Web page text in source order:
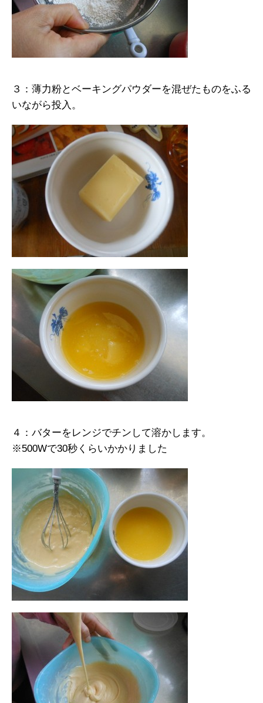
３：薄力粉とベーキングパウダーを混ぜたものをふる
いながら投入。
４：バターをレンジでチンして溶かします。
※500Wで30秒くらいかかりました